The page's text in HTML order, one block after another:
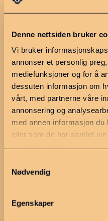
Denne nettsiden bruker
Vi bruker
annonser et personlig
mediefunksjoner og for å
dessuten informasjon om
vårt, med partnerne våre
annonsering og
med annen informasjon
eller som de har samlet
Nødvendig
Egenskaper
✼Politikk
Utforsk regionen
Hva skjer?
Ledige stillinger
Finn en næringsutvikler
Dette er MGIPR
Om oss
Kontakt